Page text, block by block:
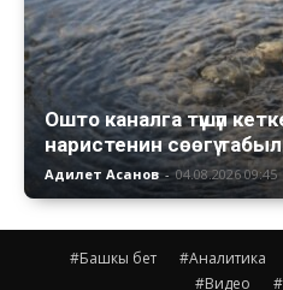
Ошто каналга түшүп
наристенин сөөгү
Адилет Асанов - 04.08.2026 09:45
#Башкы бет #Аналитика
#Видео